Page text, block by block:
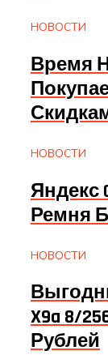
НОВОСТИ
Время
НОВОСТИ
Яндекс
Ремня
НОВОСТИ
X9a 8/
Рублей